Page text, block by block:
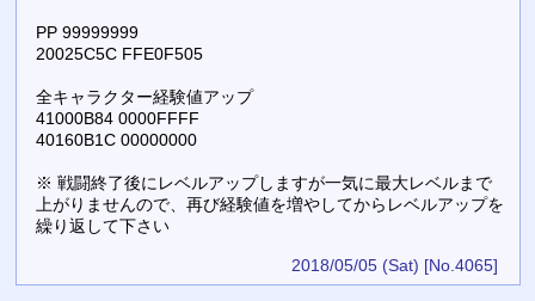
PP 99999999
20025C5C FFE0F505
全キャラクター経験値アップ
41000B84 0000FFFF
40160B1C 00000000
※ 戦闘終了後にレベルアップしますが一気に最大レベルまで
上がりませんので、再び経験値を増やしてからレベルアップを
繰り返して下さい
2018/05/05 (Sat) [No.4065]